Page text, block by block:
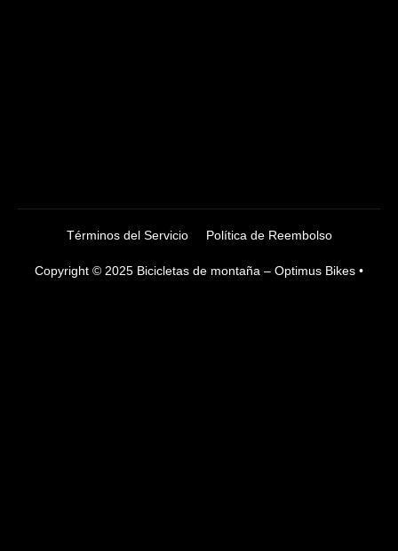
Copyright © 2025 Bicicletas de montaña – Optimus Bikes •
Términos del Servicio Política de Reembolso